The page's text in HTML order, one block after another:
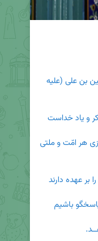
و یاد خداست
بر عهده دارند
باشیم